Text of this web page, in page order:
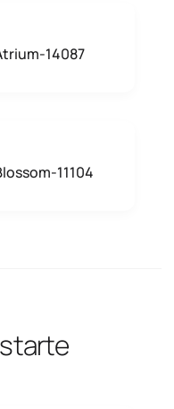
14087
11104